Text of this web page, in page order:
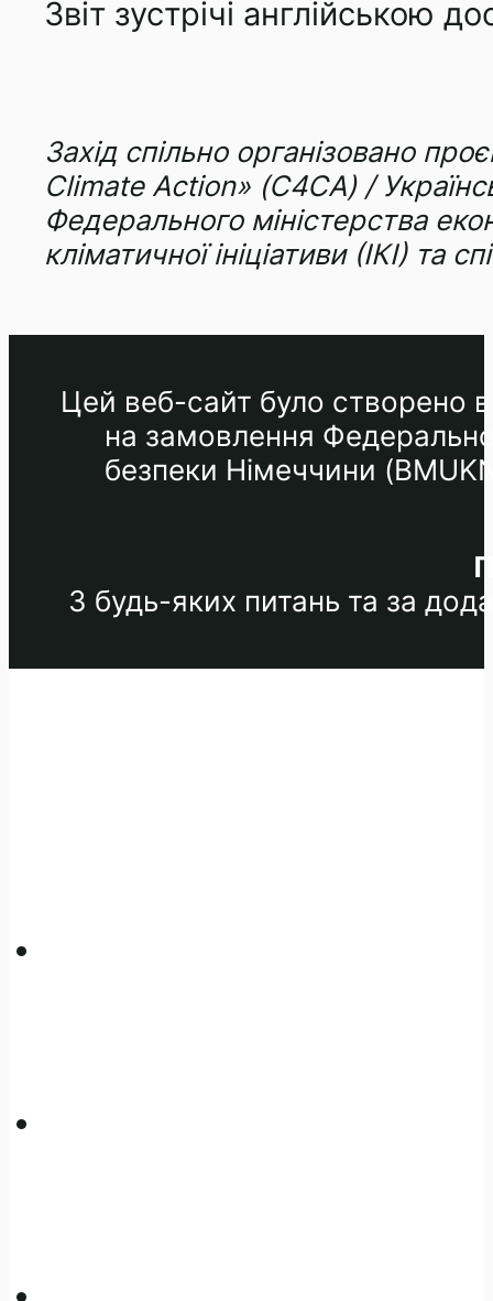
Звіт зустрічі англійською
Захід спільно організовано
Climate Action» (С4СА) /
Федерального міністерства
кліматичної ініціативи (ІКІ)
Цей веб-сайт було створено
на замовлення
безпеки Німеччини
З будь-яких питань та за